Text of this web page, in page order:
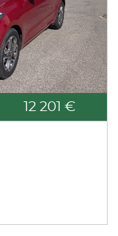
12 201 €